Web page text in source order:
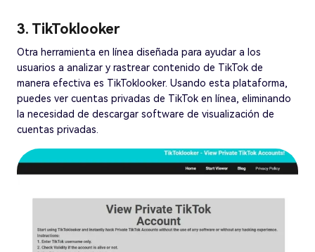
3. TikToklooker
Otra herramienta en línea diseñada para ayudar a los
usuarios a analizar y rastrear contenido de TikTok de
manera efectiva es TikToklooker. Usando esta plataforma,
puedes ver cuentas privadas de TikTok en línea, eliminando
la necesidad de descargar software de visualización de
cuentas privadas.